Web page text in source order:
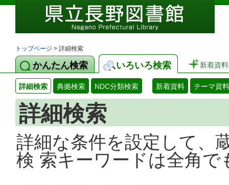
トップページ > 詳細検索
かんたん検索 いろいろ検索 新着資料
詳細検索 典拠検索 NDC分類検索 新着資料 テーマ資料
詳細検索
詳細な条件を設定して、
検 索キーワードは全角